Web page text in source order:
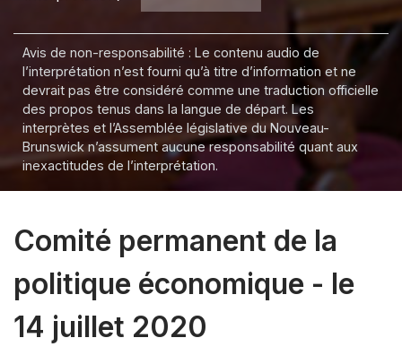
Avis de non-responsabilité : Le contenu audio de
l’interprétation n’est fourni qu’à titre d’information et ne
devrait pas être considéré comme une traduction officielle
des propos tenus dans la langue de départ. Les
interprètes et l’Assemblée législative du Nouveau-
Brunswick n’assument aucune responsabilité quant aux
inexactitudes de l’interprétation.
Comité permanent de la
politique économique - le
14 juillet 2020